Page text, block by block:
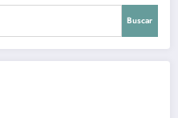
primer ciclo de
la Red Pública
y Casas de
lado, se insta
Buscar